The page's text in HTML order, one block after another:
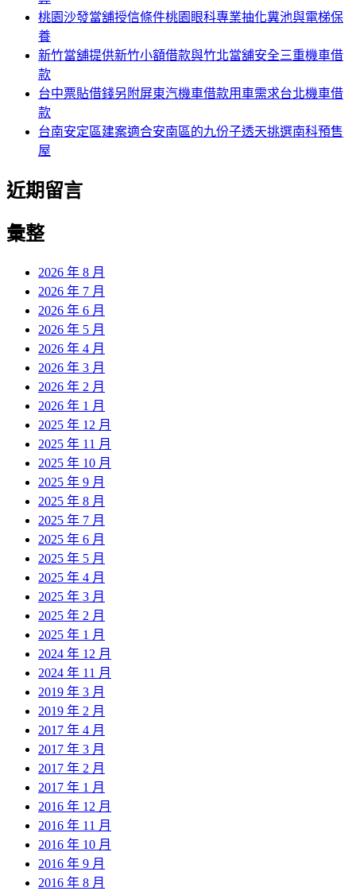
桃園沙發當舖授信條件桃園眼科專業抽化糞池與電梯保
養
新竹當舖提供新竹小額借款與竹北當舖安全三重機車借
款
台中票貼借錢另附屏東汽機車借款用車需求台北機車借
款
台南安定區建案適合安南區的九份子透天挑選南科預售
屋
近期留言
彙整
2026 年 8 月
2026 年 7 月
2026 年 6 月
2026 年 5 月
2026 年 4 月
2026 年 3 月
2026 年 2 月
2026 年 1 月
2025 年 12 月
2025 年 11 月
2025 年 10 月
2025 年 9 月
2025 年 8 月
2025 年 7 月
2025 年 6 月
2025 年 5 月
2025 年 4 月
2025 年 3 月
2025 年 2 月
2025 年 1 月
2024 年 12 月
2024 年 11 月
2019 年 3 月
2019 年 2 月
2017 年 4 月
2017 年 3 月
2017 年 2 月
2017 年 1 月
2016 年 12 月
2016 年 11 月
2016 年 10 月
2016 年 9 月
2016 年 8 月